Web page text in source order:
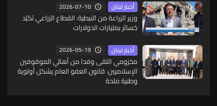
أخبار لبنان 2026-07-10
وزير الزراعة من النبطية: القطاع الزراعي تكبّد
خسائر بمليارات الدولارات
أخبار لبنان 2026-05-19
مخزومي التقى وفدا من أهالي الموقوفين
الإسلاميين: قانون العفو العام يشكل أولوية
وطنية ملحة